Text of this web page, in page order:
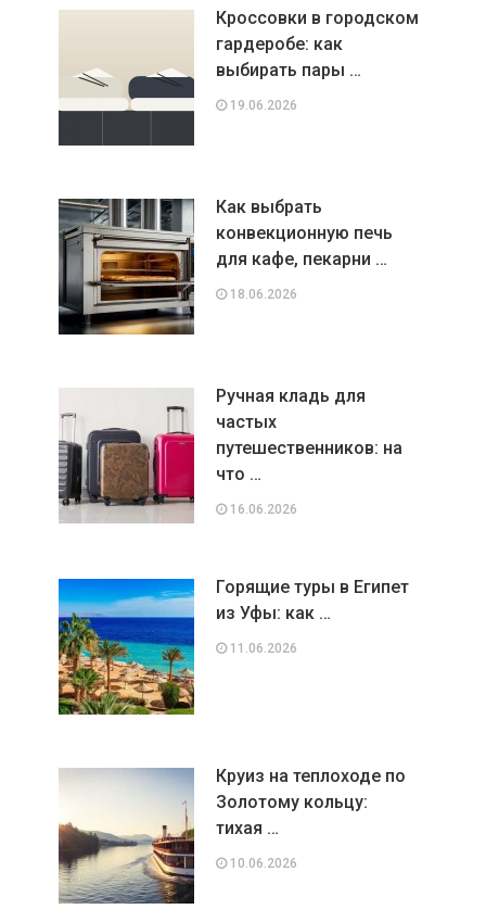
Кроссовки в городском
гардеробе: как
выбирать пары …
19.06.2026
Как выбрать
конвекционную печь
для кафе, пекарни …
18.06.2026
Ручная кладь для
частых
путешественников: на
что …
16.06.2026
Горящие туры в Египет
из Уфы: как …
11.06.2026
Круиз на теплоходе по
Золотому кольцу:
тихая …
10.06.2026